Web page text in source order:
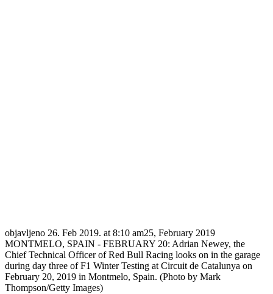
objavljeno 26. Feb 2019. at 8:10 am25, February 2019
MONTMELO, SPAIN - FEBRUARY 20: Adrian Newey, the
Chief Technical Officer of Red Bull Racing looks on in the garage
during day three of F1 Winter Testing at Circuit de Catalunya on
February 20, 2019 in Montmelo, Spain. (Photo by Mark
Thompson/Getty Images)